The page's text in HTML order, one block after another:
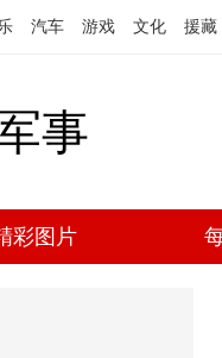
汽车 游戏 文化 援藏
事
彩图片